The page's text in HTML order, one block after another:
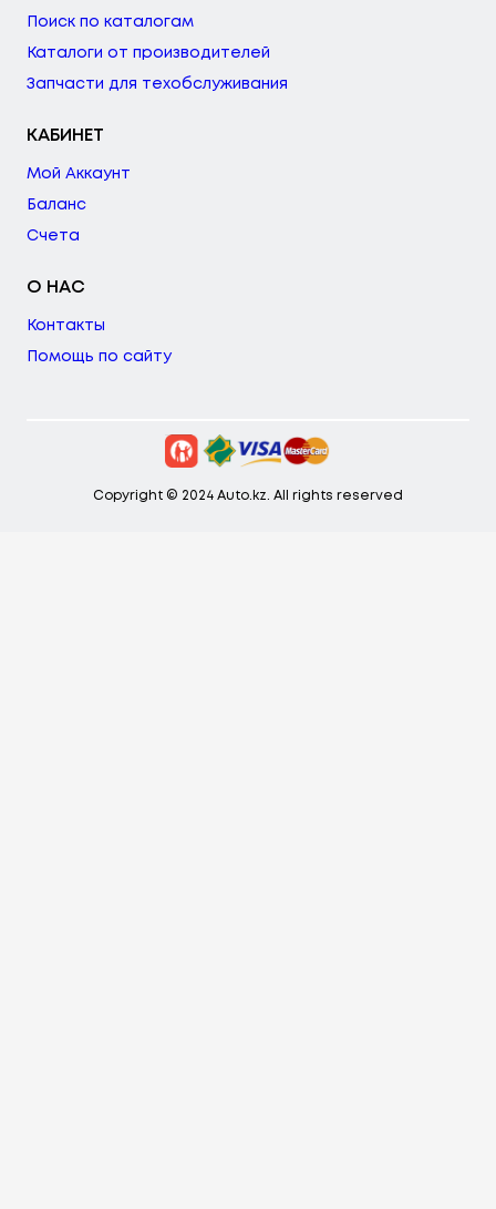
Поиск по каталогам
Каталоги от производителей
Запчасти для техобслуживания
КАБИНЕТ
Мой Аккаунт
Баланс
Счета
О НАС
Контакты
Помощь по сайту
Copyright © 2024 Auto.kz. All rights reserved